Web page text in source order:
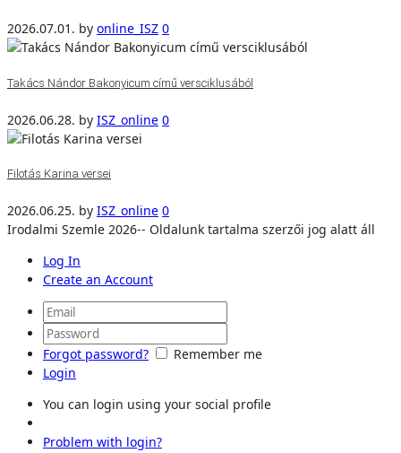
2026.07.01. by online_ISZ 0
Takács Nándor Bakonyicum című versciklusából
2026.06.28. by ISZ_online 0
Filotás Karina versei
2026.06.25. by ISZ_online 0
Irodalmi Szemle 2026-- Oldalunk tartalma szerzői jog alatt áll
Log In
Create an Account
Forgot password?
Remember me
Login
You can login using your social profile
Problem with login?